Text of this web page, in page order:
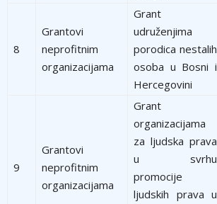
8
Grantovi
neprofitnim
organizacijama
Grant
udruženjima
porodica nestalih
osoba u Bosni i
Hercegovini
9
Grantovi
neprofitnim
organizacijama
Grant
organizacijama
za ljudska prava
u svrhu
promocije
ljudskih prava u